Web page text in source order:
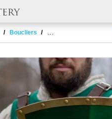
Boucliers Aquiline Creased Shield